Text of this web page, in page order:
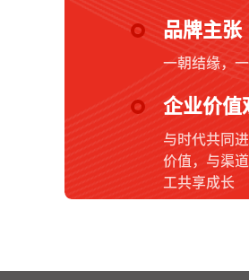
品牌主张
一朝结缘，
企业价值
与时代共同
价值，与渠
工共享成长